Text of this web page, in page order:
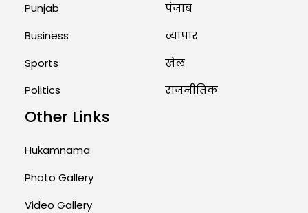
Punjab
Business
Sports
Politics
पंजाब
व्यापार
खेल
राजनीतिक
Other Links
Hukamnama
Photo Gallery
Video Gallery